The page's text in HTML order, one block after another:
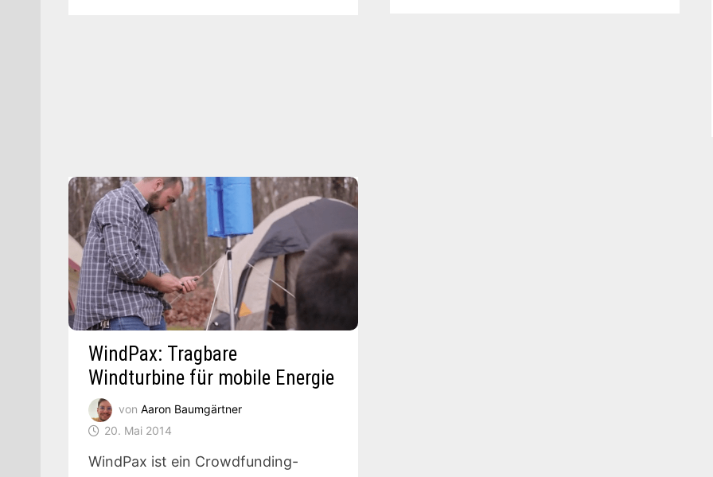
WindPax: Tragbare
Windturbine für mobile Energie
vonAaron Baumgärtner
20. Mai 2014
WindPax ist ein Crowdfunding-